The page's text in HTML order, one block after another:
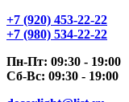
+7 (920) 453-22-22
+7 (980) 534-22-22
Пн-Пт: 09:30 - 19:00
Сб-Вс: 09:30 - 19:00